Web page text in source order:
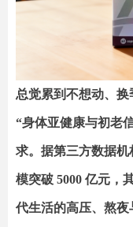
总觉累到不想动、
“身体亚健康与初老
求。据第三方数据机
模突破 5000 亿元，
代生活的高压、熬